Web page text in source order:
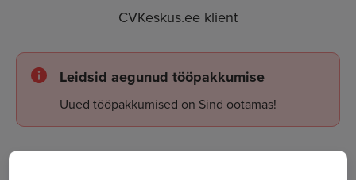
CVKeskus.ee klient
Leidsid aegunud tööpakkumise
Uued tööpakkumised on Sind ootamas!